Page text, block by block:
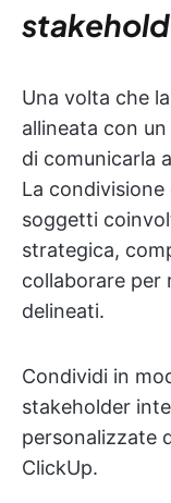
Una volta che
allineata con
di comunicarla
La
soggetti
strategica,
collaborare per
delineati.
Condividi in
stakeholder
personalizzate
ClickUp.